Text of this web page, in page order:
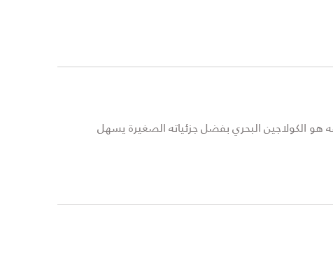
الكولاجين البحري بفضل جزئياته الصغيرة يسهل